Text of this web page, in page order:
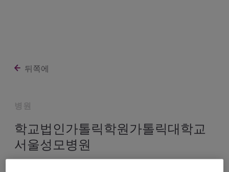
뒤쪽에
병원
학교법인가톨릭학원가톨릭대학교
서울성모병원